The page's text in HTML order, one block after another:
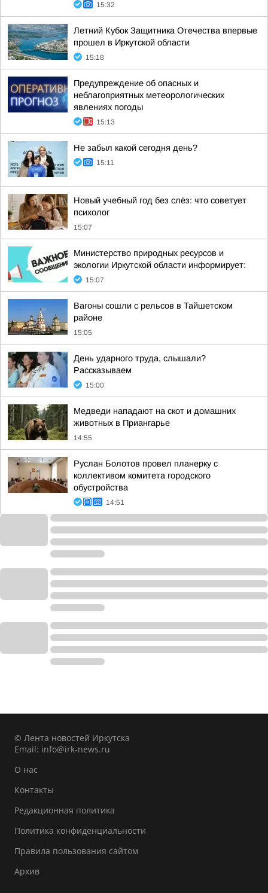
15:32
Летний Кубок Защитника Отечества впервые
прошел в Иркутской области
15:18
Предупреждение об опасных и
неблагоприятных метеорологических
явлениях погоды
15:13
Не забыл какой сегодня день?
15:11
Новый учебный год без слёз: что советует
психолог
15:07
Министерство природных ресурсов и
экологии Иркутской области информирует:
15:07
Вагоны сошли с рельсов в Тайшетском
районе
15:05
День ударного труда, слышали?
Рассказываем
15:00
Медведи нападают на скот и домашних
животных в Приангарье
14:55
Руслан Болотов провел планерку с
коллективом комитета городского
обустройства
14:51
© Лента новостей Иркутска
Email: info@irk-news.ru
О нас
Контакты
Редакционная политика
Политика конфиденциальности
Правила пользования сайтом
Архив